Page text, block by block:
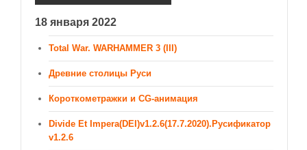
Вселенные Warhammer
Серия игр «История войн»
Серия игр «King Arthur»
КРЕАТИВ
18 января 2022
Total War. WARHAMMER 3 (III)
Древние столицы Руси
Короткометражки и CG-анимация
Divide Et Impera(DEI)v1.2.6(17.7.2020).Русификатор
v1.2.6